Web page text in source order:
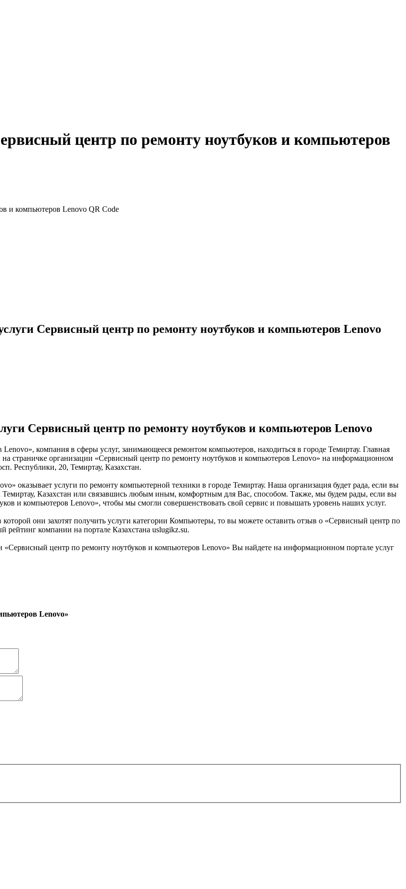
центр по ремонту ноутбуков и компьютеров
Сервисный центр по ремонту ноутбуков и компьютеров Lenovo
Сервисный центр по ремонту ноутбуков и компьютеров Lenovo
компания в сферы услуг, занимающееся ремонтом компьютеров, находиться в городе Темиртау. Главная
страничке организации «Сервисный центр по ремонту ноутбуков и компьютеров Lenovo» на информационном
Республики, 20, Темиртау, Казахстан.
оказывает услуги по ремонту компьютерной техники в городе Темиртау. Наша организация будет рада, если вы
Темиртау, Казахстан или связавшись любым иным, комфортным для Вас, способом. Также, мы будем рады, если вы
и компьютеров Lenovo», чтобы мы смогли совершенствовать свой сервис и повышать уровень наших услуг.
они захотят получить услуги категории Компьютеры, то вы можете оставить отзыв о «Сервисный центр по
рейтинг компании на портале Казахстана uslugikz.su.
центр по ремонту ноутбуков и компьютеров Lenovo» Вы найдете на информационном портале услуг
Lenovo»